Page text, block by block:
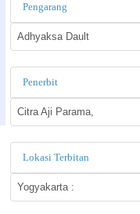
Pengarang
Adhyaksa Dault
Penerbit
Citra Aji Parama,
Lokasi Terbitan
Yogyakarta :